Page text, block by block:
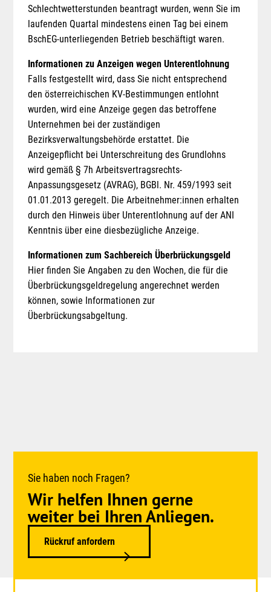
Schlechtwetterstunden beantragt wurden, wenn Sie im
laufenden Quartal mindestens einen Tag bei einem
BschEG-unterliegenden Betrieb beschäftigt waren.
Informationen zu Anzeigen wegen Unterentlohnung
Falls festgestellt wird, dass Sie nicht entsprechend
den österreichischen KV-Bestimmungen entlohnt
wurden, wird eine Anzeige gegen das betroffene
Unternehmen bei der zuständigen
Bezirksverwaltungsbehörde erstattet. Die
Anzeigepflicht bei Unterschreitung des Grundlohns
wird gemäß § 7h Arbeitsvertragsrechts-
Anpassungsgesetz (AVRAG), BGBl. Nr. 459/1993 seit
01.01.2013 geregelt. Die Arbeitnehmer:innen erhalten
durch den Hinweis über Unterentlohnung auf der ANI
Kenntnis über eine diesbezügliche Anzeige.
Informationen zum Sachbereich Überbrückungsgeld
Hier finden Sie Angaben zu den Wochen, die für die
Überbrückungsgeldregelung angerechnet werden
können, sowie Informationen zur
Überbrückungsabgeltung.
Sie haben noch Fragen?
Wir helfen Ihnen gerne
weiter bei Ihren Anliegen.
Rückruf anfordern